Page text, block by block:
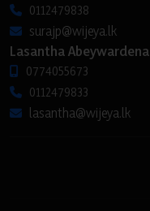
0112479838
surajp@wijeya.lk
Lasantha Abeywardena
0774055673
0112479833
lasantha@wijeya.lk